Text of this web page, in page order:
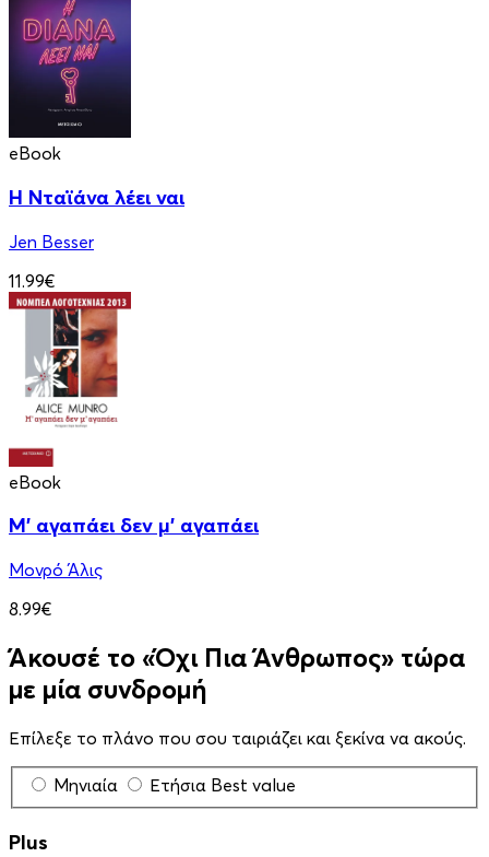
eBook
Η Νταϊάνα λέει ναι
Jen Besser
11.99€
eBook
Μ' αγαπάει δεν μ' αγαπάει
Μονρό Άλις
8.99€
Άκουσέ το «Όχι Πια Άνθρωπος» τώρα
με μία συνδρομή
Επίλεξε το πλάνο που σου ταιριάζει και ξεκίνα να ακούς.
Μηνιαία Ετήσια Best value
Plus